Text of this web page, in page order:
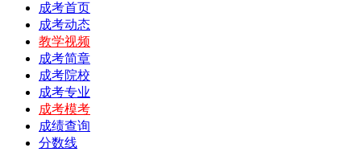
成考首页
成考动态
教学视频
成考简章
成考院校
成考专业
成考模考
成绩查询
分数线